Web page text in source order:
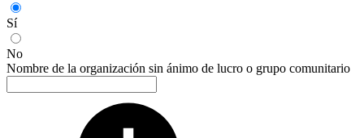
Sí
No
Nombre de la organización sin ánimo de lucro o grupo comunitario